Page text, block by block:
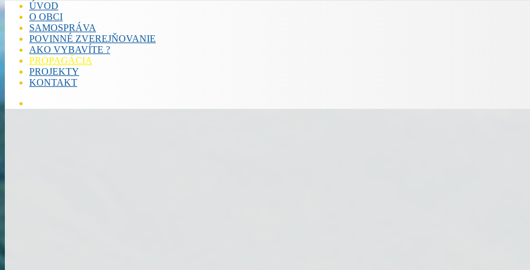
ÚVOD
O OBCI
SAMOSPRÁVA
POVINNÉ ZVEREJŇOVANIE
AKO VYBAVÍTE ?
PROPAGÁCIA
PROJEKTY
KONTAKT